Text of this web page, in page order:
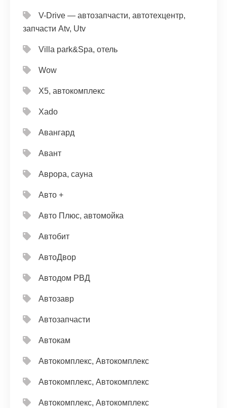
V-Drive — автозапчасти, автотехцентр,
запчасти Atv, Utv
Villa park&Spa, отель
Wow
X5, автокомплекс
Xado
Авангард
Авант
Аврора, сауна
Авто +
Авто Плюс, автомойка
Автобит
АвтоДвор
Автодом РВД
Автозавр
Автозапчасти
Автокам
Автокомплекс, Автокомплекс
Автокомплекс, Автокомплекс
Автокомплекс, Автокомплекс